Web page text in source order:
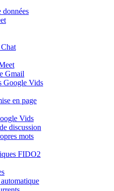
données
Gmail
Google Vids
en page
Vids
discussion
mots
FIDO2